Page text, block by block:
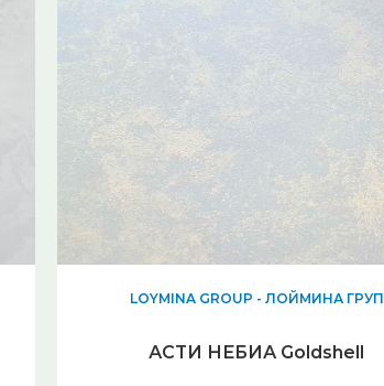
LOYMINA GROUP - ЛОЙМИНА ГРУП
АСТИ НЕБИА Goldshell